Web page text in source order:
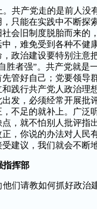
共产党走的是前人没
只能在实践中不断探
会旧制度脱胎而来的
，难免受到各种不健
政治建设要特别注意
者强”。共产党就是
管好自己；党要领导
践行共产党人政治理
发，必须经常开展批
不足的就补上。广泛
，就不怕别人批评指
，你说的办法对人民
建议，我们就会不断
指挥部
们请教如何抓好政治